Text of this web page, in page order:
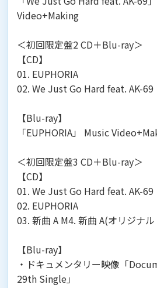
Video+Making
＜初回限定盤2 CD＋Blu-ray＞
【CD】
01. EUPHORIA
02. We Just Go Hard feat. AK-69
【Blu-ray】
「EUPHORIA」 Music
＜初回限定盤3 CD＋Blu-ray＞
【CD】
01. We Just Go Hard feat. AK-69
02. EUPHORIA
03. 新曲 A M4. 新曲 A(オリジナ
【Blu-ray】
・ドキュメンタリー映像「
29th Single」